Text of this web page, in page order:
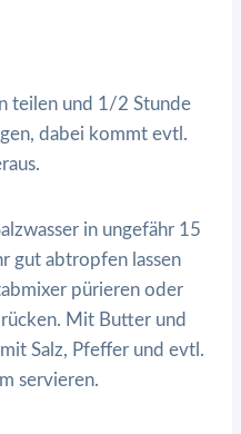
teilen und 1/2 Stunde
dabei kommt evtl.
in ungefähr 15
gut abtropfen lassen
pürieren oder
Mit Butter und
Salz, Pfeffer und evtl.
servieren.